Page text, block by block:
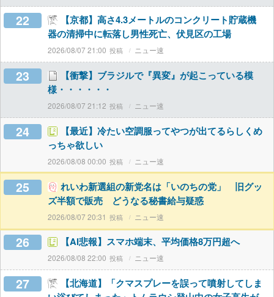
22
【京都】高さ4.3メートルのコンクリート貯蔵機
器の清掃中に転落し男性死亡、伏見区の工場
2026/08/07 21:00 ニュー速
23
【衝撃】ブラジルで『異変』が起こっている模
様・・・・・・
2026/08/07 21:12 ニュー速
24
【最近】冷たい空調服ってやつが出てるらしくめ
っちゃ欲しい
2026/08/08 00:00 ニュー速
25
れいわ新選組の新党名は「いのちの党」 旧グッ
ズ半額で販売 どうなる秘書給与疑惑
2026/08/07 20:31 ニュー速
26 【AI悲報】スマホ端末、平均価格8万円超へ
2026/08/08 22:00 ニュー速
27
【北海道】「クマスプレーを誤って噴射してしま